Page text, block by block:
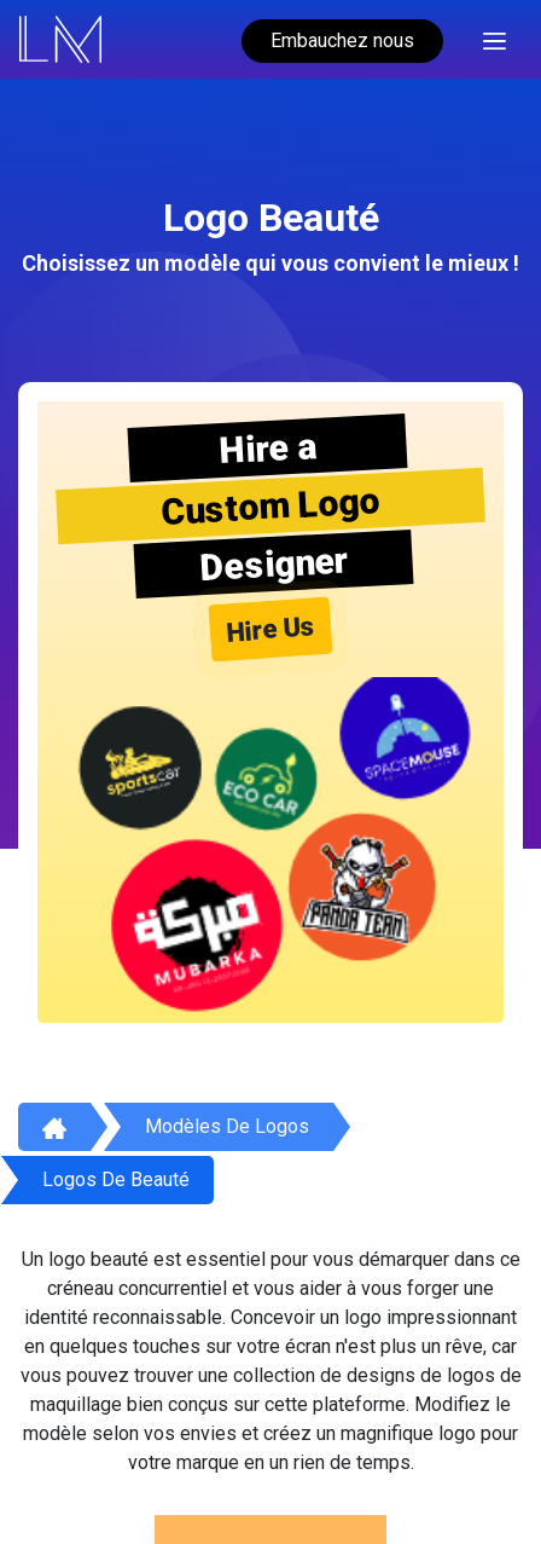
Embauchez nous
Logo Beauté
Choisissez un modèle qui vous convient le mieux !
Hire a
Custom Logo
Designer
Hire Us
Modèles De Logos
Logos De Beauté
Un logo beauté est essentiel pour vous démarquer dans ce
créneau concurrentiel et vous aider à vous forger une
identité reconnaissable. Concevoir un logo impressionnant
en quelques touches sur votre écran n'est plus un rêve, car
vous pouvez trouver une collection de designs de logos de
maquillage bien conçus sur cette plateforme. Modifiez le
modèle selon vos envies et créez un magnifique logo pour
votre marque en un rien de temps.